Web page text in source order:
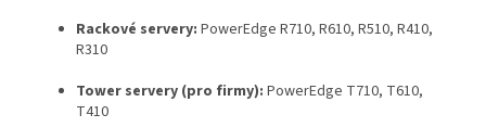
Rackové servery: PowerEdge R710, R610, R510, R410,
R310
Tower servery (pro firmy): PowerEdge T710, T610,
T410